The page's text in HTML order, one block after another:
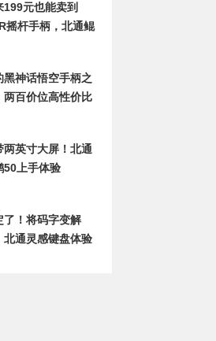
199元也能卖到
摇杆手柄，北通鲲
黑神话悟空手柄之
两百价位高性价比
两英寸大屏！北通
50上手体验
了！将码字变解
北通灵感键盘体验